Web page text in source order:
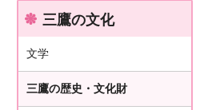
三鷹の文化
文学
三鷹の歴史・文化財